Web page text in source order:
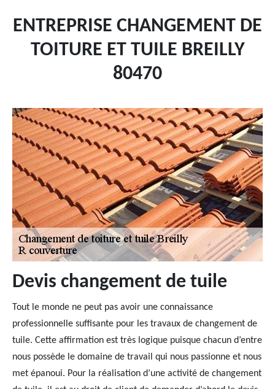
ENTREPRISE CHANGEMENT DE
TOITURE ET TUILE BREILLY
80470
Devis changement de tuile
Tout le monde ne peut pas avoir une connaissance
professionnelle suffisante pour les travaux de changement de
tuile. Cette affirmation est très logique puisque chacun d’entre
nous possède le domaine de travail qui nous passionne et nous
met épanoui. Pour la réalisation d’une activité de changement